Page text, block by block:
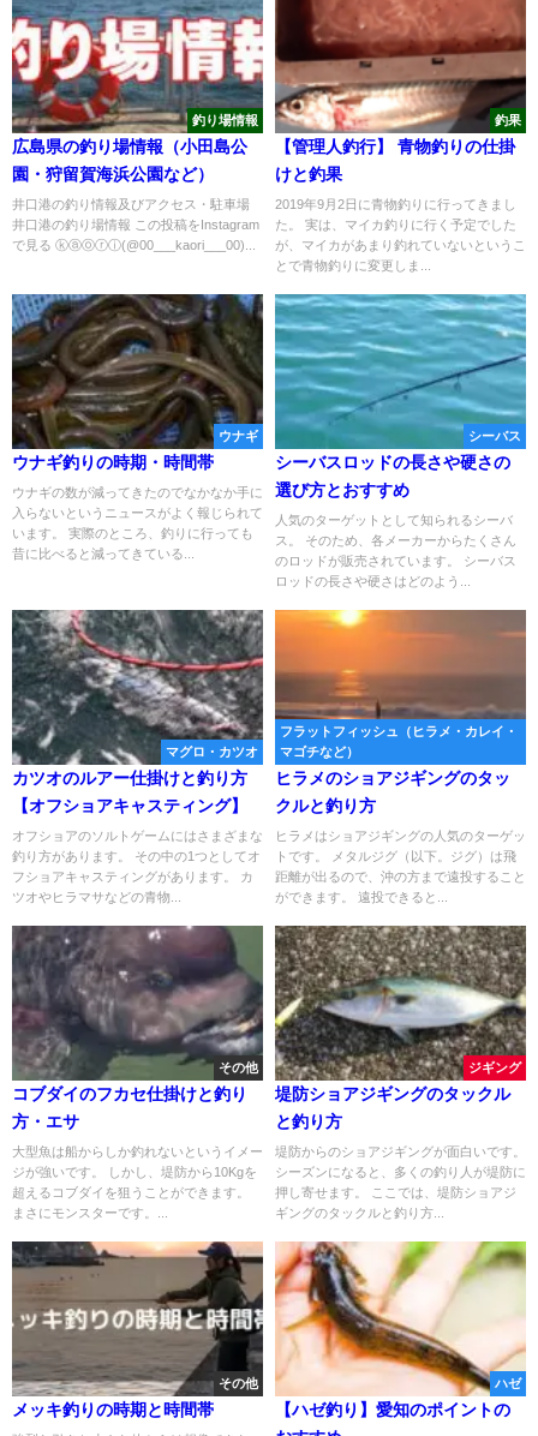
釣り場情報
広島県の釣り場情報（小田島公
園・狩留賀海浜公園など）
井口港の釣り情報及びアクセス・駐車場
井口港の釣り場情報 この投稿をInstagram
で見る ⓚⓐⓞⓡⓘ(@00___kaori___00)...
釣果
【管理人釣行】 青物釣りの仕掛
けと釣果
2019年9月2日に青物釣りに行ってきまし
た。 実は、マイカ釣りに行く予定でした
が、マイカがあまり釣れていないというこ
とで青物釣りに変更しま...
ウナギ
ウナギ釣りの時期・時間帯
ウナギの数が減ってきたのでなかなか手に
入らないというニュースがよく報じられて
います。 実際のところ、釣りに行っても
昔に比べると減ってきている...
シーバス
シーバスロッドの長さや硬さの
選び方とおすすめ
人気のターゲットとして知られるシーバ
ス。 そのため、各メーカーからたくさん
のロッドが販売されています。 シーバス
ロッドの長さや硬さはどのよう...
マグロ・カツオ
カツオのルアー仕掛けと釣り方
【オフショアキャスティング】
オフショアのソルトゲームにはさまざまな
釣り方があります。 その中の1つとしてオ
フショアキャスティングがあります。 カ
ツオやヒラマサなどの青物...
フラットフィッシュ（ヒラメ・カレイ・
マゴチなど）
ヒラメのショアジギングのタッ
クルと釣り方
ヒラメはショアジギングの人気のターゲッ
トです。 メタルジグ（以下。ジグ）は飛
距離が出るので、沖の方まで遠投すること
ができます。 遠投できると...
その他
コブダイのフカセ仕掛けと釣り
方・エサ
大型魚は船からしか釣れないというイメー
ジが強いです。 しかし、堤防から10Kgを
超えるコブダイを狙うことができます。
まさにモンスターです。...
ジギング
堤防ショアジギングのタックル
と釣り方
堤防からのショアジギングが面白いです。
シーズンになると、多くの釣り人が堤防に
押し寄せます。 ここでは、堤防ショアジ
ギングのタックルと釣り方...
その他
メッキ釣りの時期と時間帯
ハゼ
【ハゼ釣り】愛知のポイントの